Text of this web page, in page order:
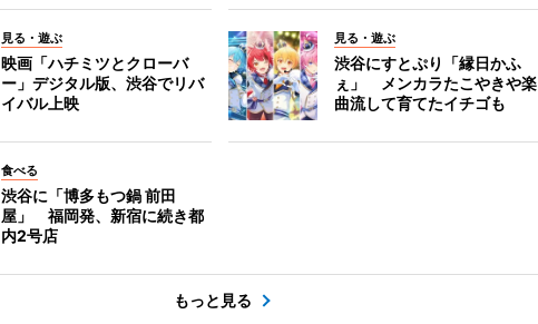
見る・遊ぶ
映画「ハチミツとクローバ
ー」デジタル版、渋谷でリバ
イバル上映
見る・遊ぶ
渋谷にすとぷり「縁日かふ
ぇ」 メンカラたこやきや楽
曲流して育てたイチゴも
食べる
渋谷に「博多もつ鍋 前田
屋」 福岡発、新宿に続き都
内2号店
もっと見る